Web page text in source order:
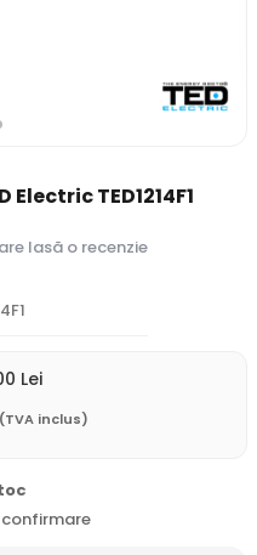
TED1214F1
lasă o recenzie
Lei
(TVA inclus)
confirmare